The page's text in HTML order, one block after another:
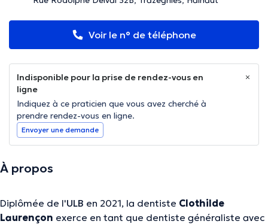
Voir le n° de téléphone
Indisponible pour la prise de rendez-vous en
ligne
Indiquez à ce praticien que vous avez cherché à
prendre rendez-vous en ligne.
Envoyer une demande
À propos
Diplômée de l'ULB en 2021, la dentiste Clothilde
Laurençon exerce en tant que dentiste généraliste avec